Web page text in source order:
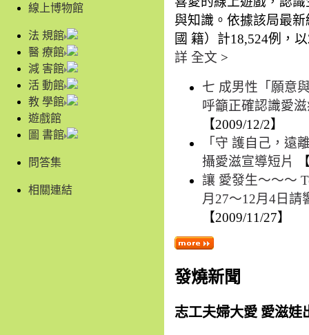
線上博物館
法 規館
醫 療館
減 害館
活 動館
教 學館
遊戲館
圖 書館
問答集
相關連結
與知識。依據該局最
國 籍）計18,524例，
詳 全文 >
七 成男性「願意
呼籲正確認識愛
【2009/12/2】
「守 護自己，遠
攝愛滋宣導短片
讓 愛發生～～～
月27～12月4日請
【2009/11/27】
發燒新聞
志工夫婦大愛 愛滋娃